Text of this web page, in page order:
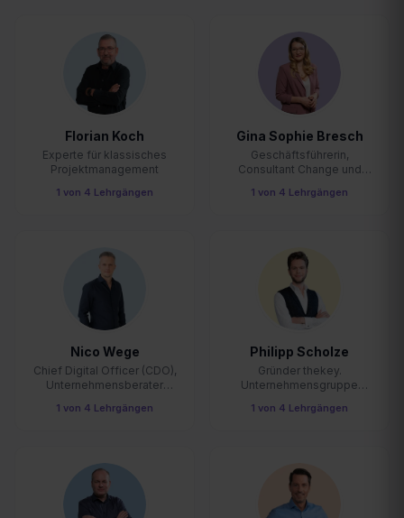
Florian Koch
Experte für klassisches
Projektmanagement
1 von 4 Lehrgängen
Gina Sophie Bresch
Geschäftsführerin,
Consultant Change und
1 von 4 Lehrgängen
Nico Wege
Chief Digital Officer (CDO),
Unternehmensberater
1 von 4 Lehrgängen
Philipp Scholze
Gründer thekey.
Unternehmensgruppe
1 von 4 Lehrgängen